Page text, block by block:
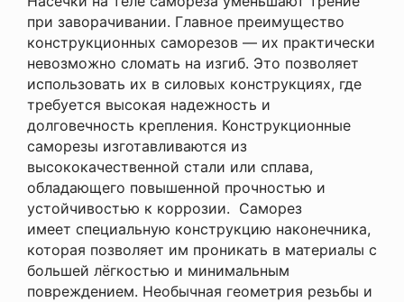
при заворачивании. Главное преимущество
конструкционных саморезов — их практически
невозможно сломать на изгиб. Это позволяет
использовать их в силовых конструкциях, где
требуется высокая надежность и
долговечность крепления. Конструкционные
саморезы изготавливаются из
высококачественной стали или сплава,
обладающего повышенной прочностью и
устойчивостью к коррозии. Саморез
имеет специальную конструкцию наконечника,
которая позволяет им проникать в материалы с
большей лёгкостью и минимальным
повреждением. Необычная геометрия резьбы и